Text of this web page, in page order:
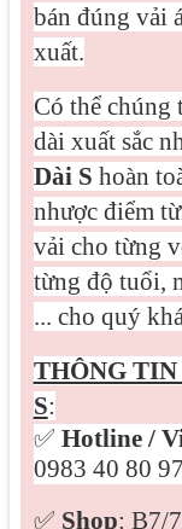
bán đúng vải
xuất.
Có thể chúng
dài xuất sắc
Dài S hoàn
nhược điểm
vải cho từng
từng độ tuổi,
... cho quý
THÔNG
S:
✅ Hotline /
0983 40 80
✅ Shop: B7/